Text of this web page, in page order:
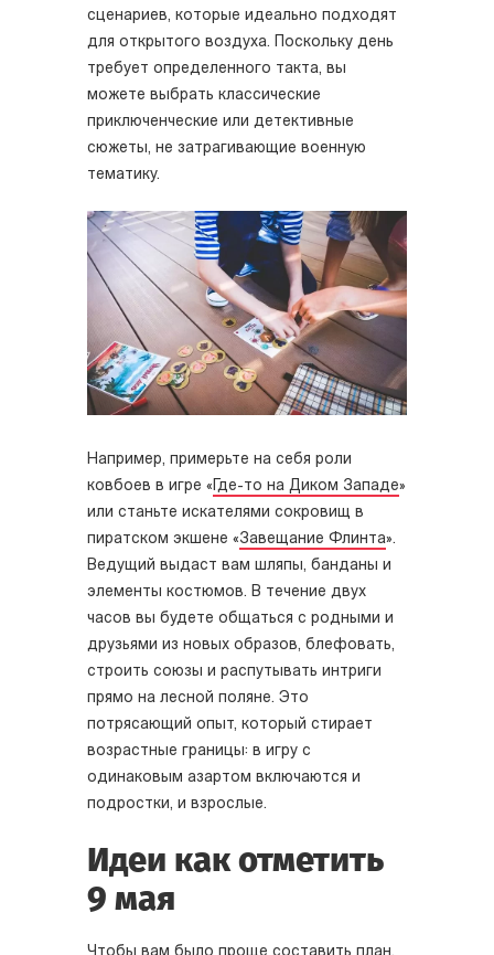
сценариев, которые идеально подходят
для открытого воздуха. Поскольку день
требует определенного такта, вы
можете выбрать классические
приключенческие или детективные
сюжеты, не затрагивающие военную
тематику.
Например, примерьте на себя роли
ковбоев в игре «Где-то на Диком Западе»
или станьте искателями сокровищ в
пиратском экшене «Завещание Флинта».
Ведущий выдаст вам шляпы, банданы и
элементы костюмов. В течение двух
часов вы будете общаться с родными и
друзьями из новых образов, блефовать,
строить союзы и распутывать интриги
прямо на лесной поляне. Это
потрясающий опыт, который стирает
возрастные границы: в игру с
одинаковым азартом включаются и
подростки, и взрослые.
Идеи как отметить
9 мая